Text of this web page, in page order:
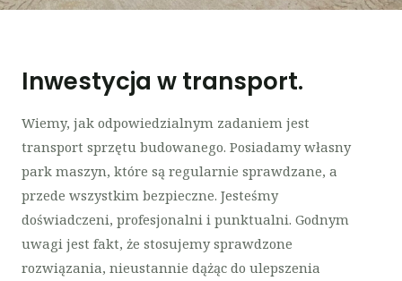
Inwestycja w transport.
Wiemy, jak odpowiedzialnym zadaniem jest
transport sprzętu budowanego. Posiadamy własny
park maszyn, które są regularnie sprawdzane, a
przede wszystkim bezpieczne. Jesteśmy
doświadczeni, profesjonalni i punktualni. Godnym
uwagi jest fakt, że stosujemy sprawdzone
rozwiązania, nieustannie dążąc do ulepszenia